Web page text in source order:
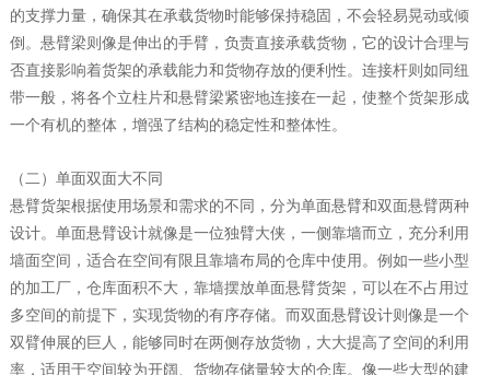
的支撑力量，确保其在承载货物时能够保持稳固，不会轻易晃动或倾
倒。悬臂梁则像是伸出的手臂，负责直接承载货物，它的设计合理与
否直接影响着货架的承载能力和货物存放的便利性。连接杆则如同纽
带一般，将各个立柱片和悬臂梁紧密地连接在一起，使整个货架形成
一个有机的整体，增强了结构的稳定性和整体性。
（二）单面双面大不同
悬臂货架根据使用场景和需求的不同，分为单面悬臂和双面悬臂两种
设计。单面悬臂设计就像是一位独臂大侠，一侧靠墙而立，充分利用
墙面空间，适合在空间有限且靠墙布局的仓库中使用。例如一些小型
的加工厂，仓库面积不大，靠墙摆放单面悬臂货架，可以在不占用过
多空间的前提下，实现货物的有序存储。而双面悬臂设计则像是一个
双臂伸展的巨人，能够同时在两侧存放货物，大大提高了空间的利用
率，适用于空间较为开阔、货物存储量较大的仓库。像一些大型的建